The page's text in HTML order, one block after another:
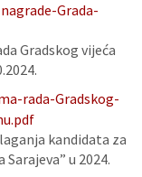
Grada-
Gradskog vijeća
rada-Gradskog-
kandidata za
u 2024.